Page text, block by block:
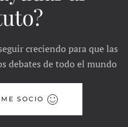
creciendo para que las
debates de todo el mundo
SOCIO